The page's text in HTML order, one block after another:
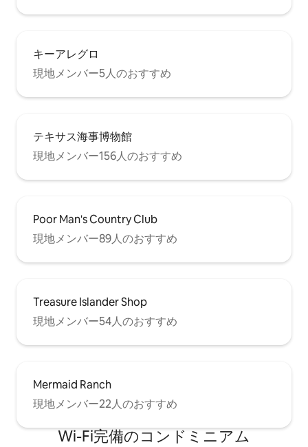
キーアレグロ
現地メンバー5人のおすすめ
テキサス海事博物館
現地メンバー156人のおすすめ
Poor Man's Country Club
現地メンバー89人のおすすめ
Treasure Islander Shop
現地メンバー54人のおすすめ
Mermaid Ranch
現地メンバー22人のおすすめ
Wi-Fi完備のコンドミニアム